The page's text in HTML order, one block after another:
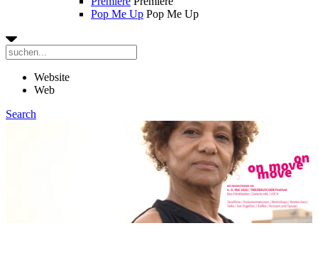
Pop Me Up Pop Me Up
Website
Web
Search